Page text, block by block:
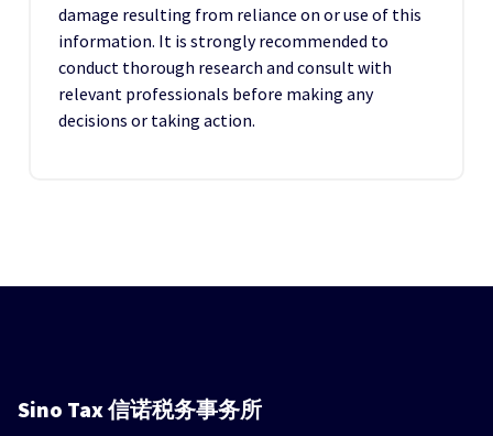
damage resulting from reliance on or use of this
information. It is strongly recommended to
conduct thorough research and consult with
relevant professionals before making any
decisions or taking action.
Sino Tax信诺税务事务所